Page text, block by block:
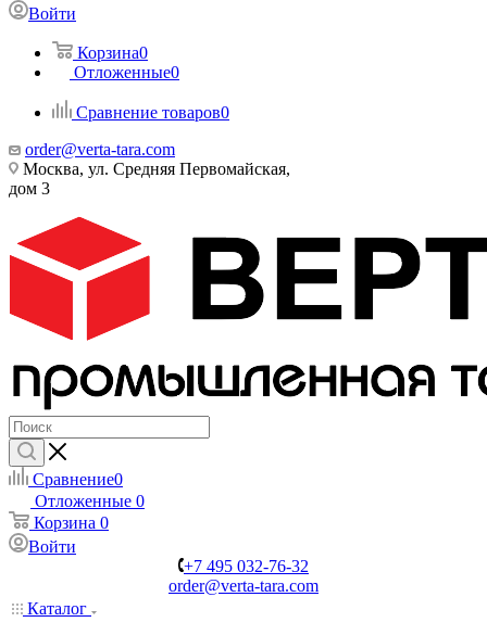
Войти
Корзина0
Отложенные0
Сравнение товаров0
order@verta-tara.com
Москва, ул. Средняя Первомайская,
дом 3
Сравнение0
Отложенные 0
Корзина 0
Войти
+7 495 032-76-32
order@verta-tara.com
Каталог